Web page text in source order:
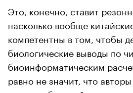
Это, конечно, ставит
насколько вообще
компетентны в том, чтобы
биологические выводы по
биоинформатическим
равно не значит, что авторы